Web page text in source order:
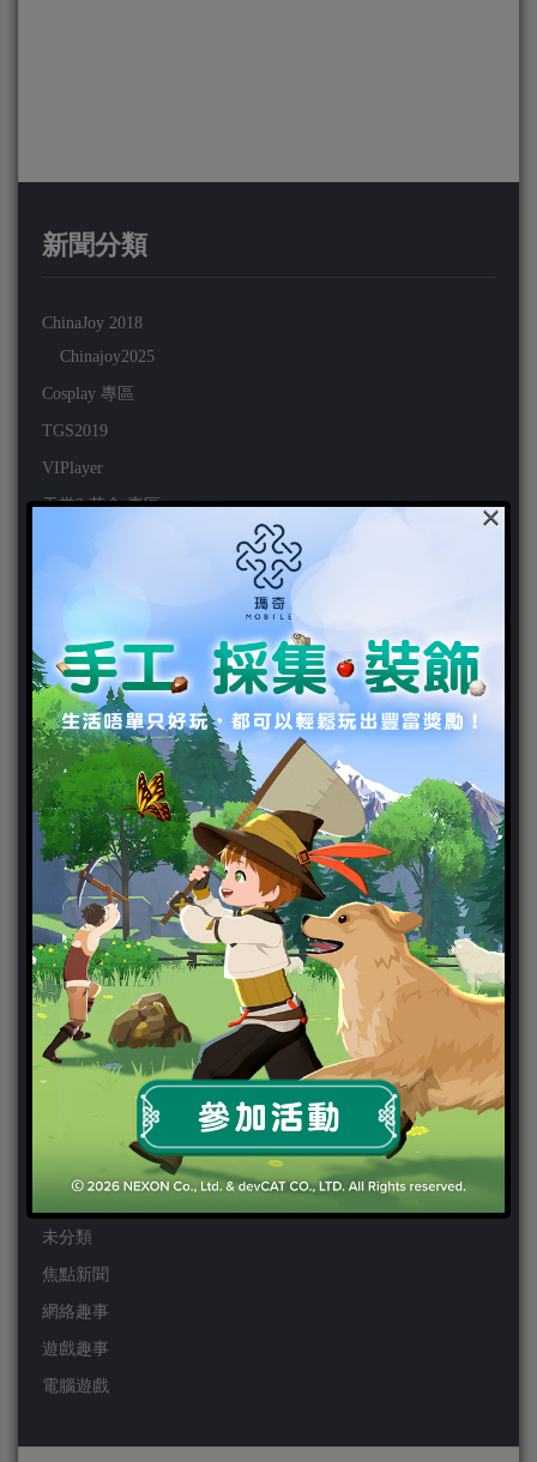
新聞分類
ChinaJoy 2018
Chinajoy2025
Cosplay 專區
TGS2019
VIPlayer
天堂2:革命 專區
官方虛寶
家用遊戲
3DS
PC
PS VITA
PS3
PS4
PSP
Wii
Wiiu
XBOX ONE
XBOX360
未分類
焦點新聞
網絡趣事
遊戲趣事
電腦遊戲
×